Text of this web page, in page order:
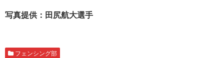
写真提供：田尻航大選手
フェンシング部